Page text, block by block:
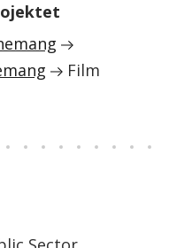
Film